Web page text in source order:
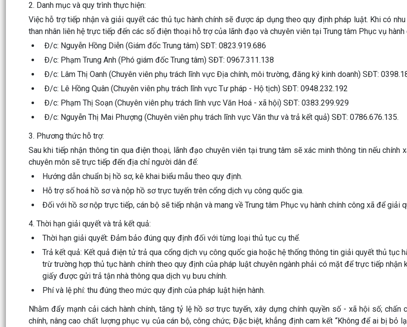
2. Danh mục và quy trình thực hiện:
Việc hỗ trợ tiếp nhận và giải quyết các thủ tục hành chính sẽ được áp dụng theo quy định pháp luật. Khi có
than nhân liên hệ trực tiếp đến các số điện thoại hỗ trợ của lãnh đạo và chuyên viên tại Trung tâm Phục vụ hành
Đ/c: Nguyễn Hồng Diễn (Giám đốc Trung tâm) SĐT: 0823.919.686
Đ/c: Phạm Trung Anh (Phó giám đốc Trung tâm) SĐT: 0967.311.138
Đ/c: Lâm Thị Oanh (Chuyên viên phụ trách lĩnh vực Địa chính, môi trường, đăng ký kinh doanh) SĐT:
Đ/c: Lê Hồng Quân (Chuyên viên phụ trách lĩnh vực Tư pháp - Hộ tịch) SĐT: 0948.232.192
Đ/c: Phạm Thị Soạn (Chuyên viên phụ trách lĩnh vực Văn Hoá - xã hội) SĐT: 0383.299.929
Đ/c: Nguyễn Thị Mai Phượng (Chuyên viên phụ trách lĩnh vực Văn thư và trả kết quả) SĐT: 0786.676.135.
3. Phương thức hỗ trợ:
Sau khi tiếp nhận thông tin qua điện thoại, lãnh đạo chuyên viên tại trung tâm sẽ xác minh thông tin nếu chính
chuyên môn sẽ trực tiếp đến địa chỉ người dân để:
Hướng dẫn chuẩn bị hồ sơ, kê khai biểu mẫu theo quy định.
Hỗ trợ số hoá hồ sơ và nộp hồ sơ trực tuyến trên cổng dịch vụ công quốc gia.
Đối với hồ sơ nộp trực tiếp, cán bộ sẽ tiếp nhận và mang về Trung tâm Phục vụ hành chính công xã để giải
4. Thời hạn giải quyết và trả kết quả:
Thời hạn giải quyết: Đảm bảo đúng quy định đối với từng loại thủ tục cụ thể.
Trả kết quả: Kết quả điện tử trả qua cổng dịch vụ công quốc gia hoặc hệ thống thông tin giải quyết thủ tục
trừ trường hợp thủ tục hành chính theo quy định của pháp luật chuyên ngành phải có mặt để trực tiếp nhận
giấy được gửi trả tận nhà thông qua dịch vụ bưu chính.
Phí và lệ phí: thu đúng theo mức quy định của pháp luật hiện hành.
Nhằm đẩy mạnh cải cách hành chính, tăng tỷ lệ hồ sơ trực tuyến, xây dựng chính quyền số - xã hội số; chấn
chính, nâng cao chất lượng phục vụ của cán bộ, công chức; Đặc biệt, khẳng định cam kết “Không để ai bị bỏ